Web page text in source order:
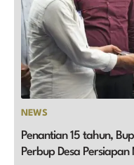
NEWS
Penantian 15 tahun,
Perbup Desa